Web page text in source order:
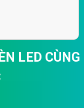
LED CÙNG